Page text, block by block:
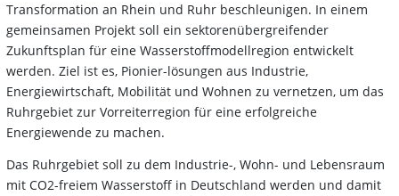
Transformation an Rhein und Ruhr beschleunigen. In einem
gemeinsamen Projekt soll ein sektorenübergreifender
Zukunftsplan für eine Wasserstoffmodellregion entwickelt
werden. Ziel ist es, Pionier-lösungen aus Industrie,
Energiewirtschaft, Mobilität und Wohnen zu vernetzen, um das
Ruhrgebiet zur Vorreiterregion für eine erfolgreiche
Energiewende zu machen.
Das Ruhrgebiet soll zu dem Industrie-, Wohn- und Lebensraum
mit CO2-freiem Wasserstoff in Deutschland werden und damit